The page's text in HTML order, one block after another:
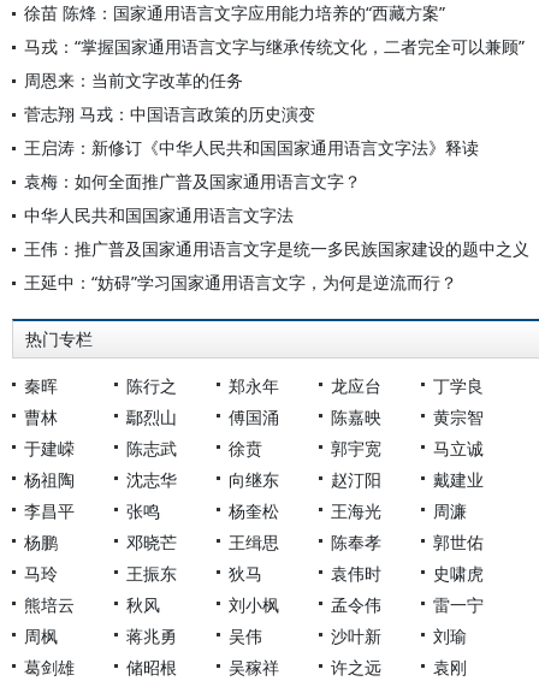
徐苗 陈烽：国家通用语言文字应用能力培养的“西藏方案”
马戎：“掌握国家通用语言文字与继承传统文化，二者完全可以兼顾”
周恩来：当前文字改革的任务
菅志翔 马戎：中国语言政策的历史演变
王启涛：新修订《中华人民共和国国家通用语言文字法》释读
袁梅：如何全面推广普及国家通用语言文字？
中华人民共和国国家通用语言文字法
王伟：推广普及国家通用语言文字是统一多民族国家建设的题中之义
王延中：“妨碍”学习国家通用语言文字，为何是逆流而行？
热门专栏
秦晖 陈行之 郑永年 龙应台
丁学良
曹林
鄢烈山 傅国涌 陈嘉映
黄宗智
于建嵘
陈志武 徐贲 郭宇宽
马立诚
杨祖陶
沈志华 向继东 赵汀阳
戴建业
李昌平
张鸣 杨奎松 王海光
周濂
杨鹏
邓晓芒 王缉思 陈奉孝
郭世佑
马玲
王振东 狄马 袁伟时
史啸虎
熊培云
秋风 刘小枫 孟令伟
雷一宁
周枫
蒋兆勇 吴伟 沙叶新
刘瑜
葛剑雄
储昭根 吴稼祥 许之远 袁刚